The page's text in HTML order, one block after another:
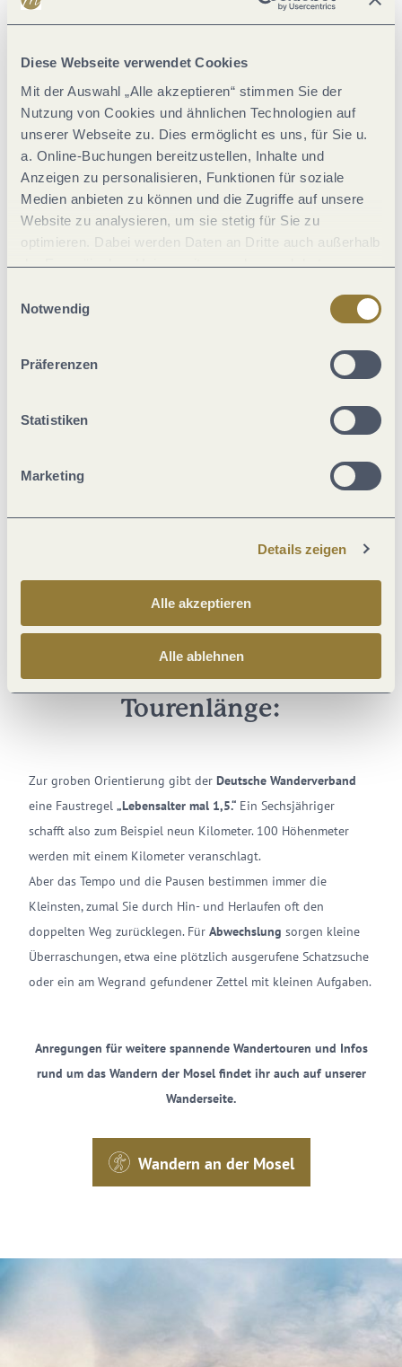
Diese Webseite verwendet Cookies
Mit der Auswahl „Alle akzeptieren“ stimmen Sie der
Nutzung von Cookies und ähnlichen Technologien auf
unserer Webseite zu. Dies ermöglicht es uns, für Sie u.
a. Online-Buchungen bereitzustellen, Inhalte und
Anzeigen zu personalisieren, Funktionen für soziale
Medien anbieten zu können und die Zugriffe auf unsere
Website zu analysieren, um sie stetig für Sie zu
optimieren. Dabei werden Daten an Dritte auch außerhalb
der Europäischen Union weitergegeben und dort
jederzeit widerrufen werden. Mit der Auswahl "Alle
ablehnen" kann es zu Beeinträchtigungen in der Nutzung
Notwendig
Präferenzen
Statistiken
Marketing
Details zeigen
Alle akzeptieren
Alle ablehnen
Streckenwanderungen?
Dann könnt ihr dasÖPNV-Angebotnutzen, um mit Bus oder
Bahn an den Ausgangsortzurückzukehren.
Auch ein besonderes Erlebnis für die ganze Familie:ein
Transfer per Schiff!
Infos zum ÖPNV
Unser Tipp für die richtige
Tourenlänge:
Zur groben Orientierung gibt der Deutsche Wanderverband
eine Faustregel „Lebensalter mal 1,5.“ Ein Sechsjähriger
schafft also zum Beispiel neun Kilometer. 100 Höhenmeter
werden mit einem Kilometer veranschlagt.
Aber das Tempo und die Pausen bestimmen immer die
Kleinsten, zumal Sie durch Hin- und Herlaufen oft den
doppelten Weg zurücklegen. Für Abwechslung sorgen kleine
Überraschungen, etwa eine plötzlich ausgerufene Schatzsuche
oder ein am Wegrand gefundener Zettel mit kleinen Aufgaben.
Anregungen für weitere spannende Wandertouren und Infos
rund um das Wandern der Mosel findet ihr auch auf unserer
Wanderseite.
Wandern an der Mosel